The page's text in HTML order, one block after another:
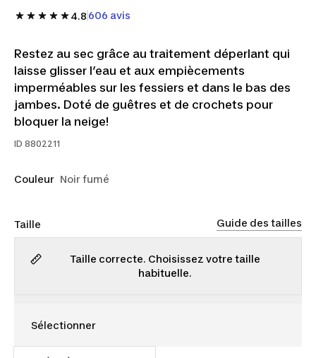
4.8 606 avis
Restez au sec grâce au traitement déperlant qui
laisse glisser l’eau et aux empiècements
imperméables sur les fessiers et dans le bas des
jambes. Doté de guêtres et de crochets pour
bloquer la neige!
ID 8802211
Couleur Noir fumé
Taille Guide des tailles
Taille correcte. Choisissez votre taille
habituelle.